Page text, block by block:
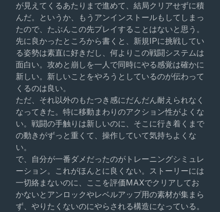
が見えてくるあたりまで進めて、結局クリアせずに積
んだ。というか、もうアンインストールもしてしまっ
たので、たぶんこの先プレイすることはないと思う。
先に良かったところから書くと、新規IPに挑戦してい
る姿勢は素直に好きだし、何よりこの戦闘システムは
面白い。攻めと崩しを一人で同時にやる感覚は確かに
新しい。新しいことをやろうとしているのが伝わって
くるのは良い。
ただ、それ以外のもたつき感にだんだん耐えられなく
なってきた。特に移動まわりのアクション性がよくな
い。戦闘の手触りは新しいのに、そこに行き着くまで
の動きがずっと重くて、操作していて気持ちよくな
い。
で、自分が一番ダメだったのがトレーニングシミュレ
ーション。これがほんとに良くない。ストーリーには
一切絡まないのに、ここを評価MAXでクリアしてお
かないとアンロックやレベルアップ用の素材が集まら
ず、やりたくないのにやらされる構造になっている。